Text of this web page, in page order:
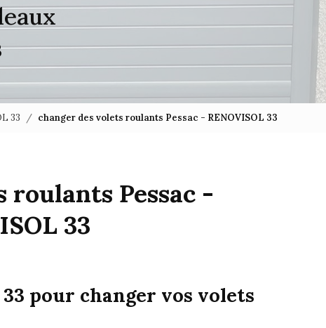
33 changer des volets roulants Pessac - RENOVISOL 33
roulants Pessac -
33
pour changer vos volets